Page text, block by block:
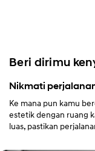
Beri dirimu
Nikmati
Ke mana pun kamu
estetik dengan ruang
luas, pastikan